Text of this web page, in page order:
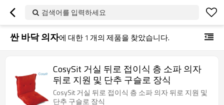
검색어를 입력하세요
싼 바닥 의자에 대한 1 개의 제품을 찾았습니다.
CosySit 거실 뒤로 접이식 층 소파 의자
뒤로 지원 및 단추 구슬로 장식
CosySit 거실 뒤로 접이식 층 소파 의자 뒤로 지원 및
단추 구슬로 장식